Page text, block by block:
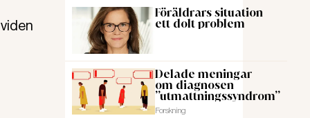
Föräldrars situation
ett dolt problem
Delade meningar
om diagnosen
”utmattningssyndrom”
Forskning